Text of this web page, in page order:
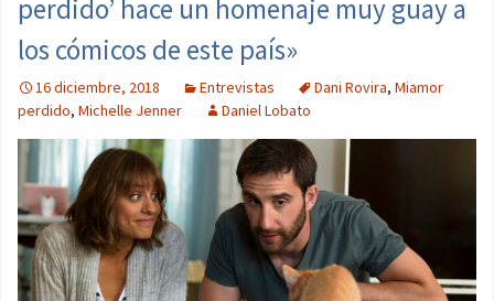
perdido’ hace un homenaje muy guay a
los cómicos de este país»
16 diciembre, 2018 Entrevistas Dani Rovira, Miamor
perdido, Michelle Jenner Daniel Lobato